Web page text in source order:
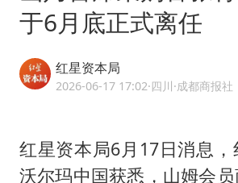
四川宜宾3.4
多所高校取
于6月底正式离任
红星资本局
2026-06-17 17:02·四川·成都商报社
红星资本局6月17日消息
沃尔玛中国获悉，山姆会